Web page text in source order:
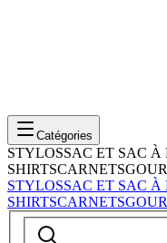
Catégories
STYLOSSAC ET SAC À
SHIRTSCARNETS
STYLOSSAC ET SAC À
SHIRTSCARNETS